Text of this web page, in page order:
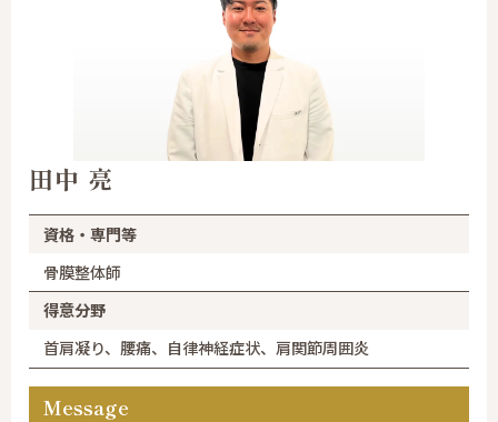
田中 亮
資格・専門等
骨膜整体師
得意分野
首肩凝り、腰痛、自律神経症状、肩関節周囲炎
Message